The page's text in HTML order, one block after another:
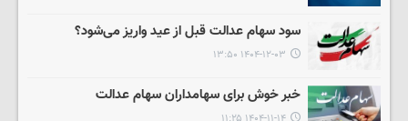
سود سهام عدالت قبل از عید واریز می‌شود؟
۱۴۰۴-۱۲-۰۳ ۱۳:۵۰
خبر خوش برای سهامداران سهام عدالت